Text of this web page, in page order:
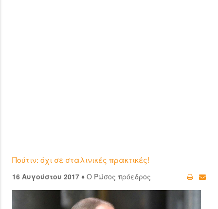
Πούτιν: όχι σε σταλινικές πρακτικές!
16 Αυγούστου 2017 ♦ Ο Ρώσος πρόεδρος